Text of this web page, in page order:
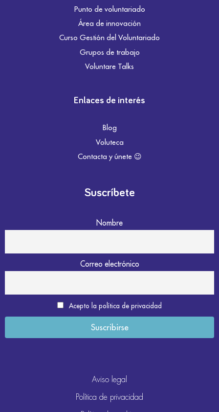
Punto de voluntariado
Área de innovación
Curso Gestión del Voluntariado
Grupos de trabajo
Voluntare Talks
Enlaces de interés
Blog
Voluteca
Contacta y únete 😉
Suscríbete
Nombre
Correo electrónico
Acepto la política de privacidad
Aviso legal
Política de privacidad